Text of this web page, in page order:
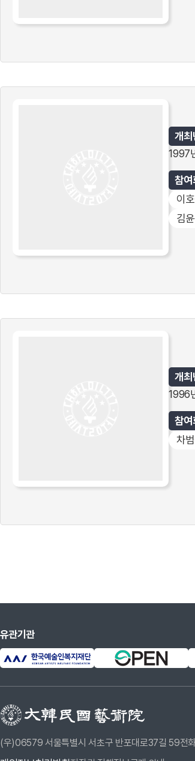
개최
1997
참여
이
김
개최
1996
참여
차
유관기관
(우)06579 서울특별시 서초구 반포대로37길 59전